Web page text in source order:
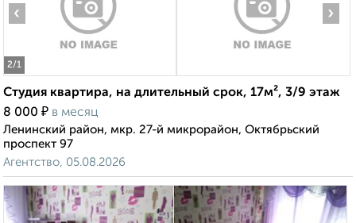
2/1
‹ ›
Студия квартира, на длительный срок, 17м², 3/9 этаж
8 000 ₽ в месяц
Ленинский район, мкр. 27-й микрорайон, Октябрьский
проспект 97
Агентство, 05.08.2026